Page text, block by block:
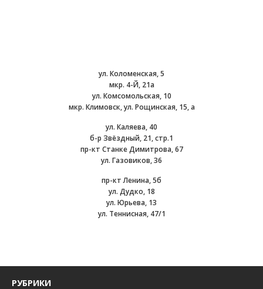
ул. Коломенская, 5
мкр. 4-Й, 21а
ул. Комсомольская, 10
мкр. Климовск, ул. Рощинская, 15, а
ул. Каляева, 40
б-р Звёздный, 21, стр.1
пр-кт Станке Димитрова, 67
ул. Газовиков, 36
пр-кт Ленина, 5б
ул. Дудко, 18
ул. Юрьева, 13
ул. Теннисная, 47/1
РУБРИКИ